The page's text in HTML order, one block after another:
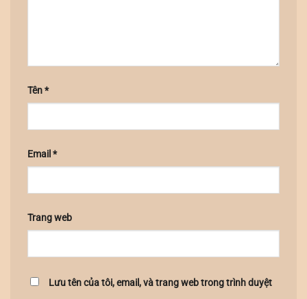
Tên*
Email *
Trang web
Lưu tên của tôi, email, và trang web trong trình duyệt